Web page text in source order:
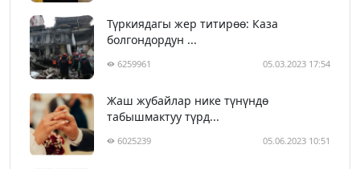
Түркиядагы жер титирөө: Каза
болгондордун ...
6259961 05.03.2023 17:54
Жаш жубайлар нике түнүндө
табышмактуу түрд...
6025239 05.06.2023 10:51